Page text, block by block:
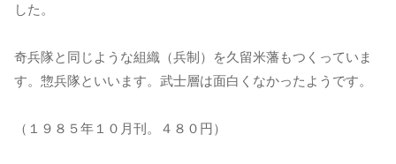
した。
奇兵隊と同じような組織（兵制）を久留米藩もつくっていま
す。惣兵隊といいます。武士層は面白くなかったようです。
（１９８５年１０月刊。４８０円）